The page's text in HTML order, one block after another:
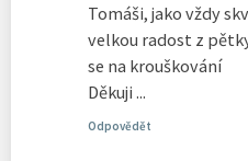
Tomáši, jako vždy
velkou radost z
se na krouškování
Děkuji ...
Odpovědět